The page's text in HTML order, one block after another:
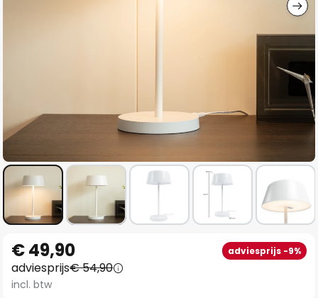
naar
het
begin
€ 49,90 adviesprijs -9%
adviesprijs€ 54,90
incl. btw